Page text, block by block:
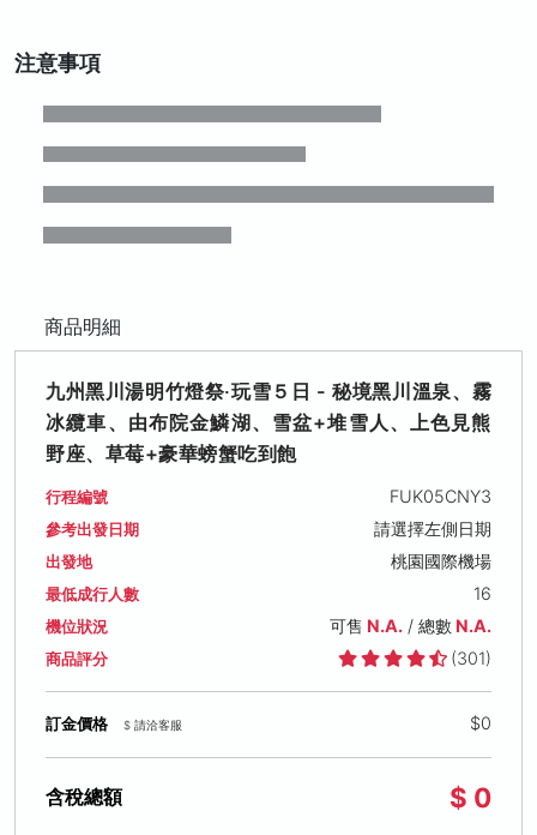
注意事項
商品明細
九州黑川湯明竹燈祭‧玩雪５日 - 秘境黑川溫泉、霧
冰纜車、由布院金鱗湖、雪盆+堆雪人、上色見熊
野座、草莓+豪華螃蟹吃到飽
行程編號 FUK05CNY3
參考出發日期 請選擇左側日期
出發地 桃園國際機場
最低成行人數 16
機位狀況 可售 N.A./ 總數N.A.
商品評分 (301)
訂金價格 $ 請洽客服 $0
含稅總額 $ 0